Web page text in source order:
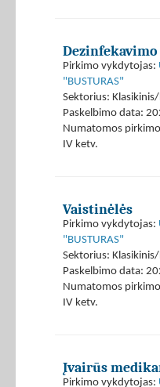
Pirkimo vykdytojas:
"BUSTURAS"
Sektorius:
Paskelbimo data:
Numatomos
IV ketv.
Vaistinėlės
Pirkimo vykdytojas:
"BUSTURAS"
Sektorius:
Paskelbimo data:
Numatomos
IV ketv.
Įvairūs
Pirkimo vykdytojas: